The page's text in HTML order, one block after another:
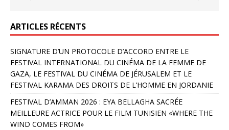
ARTICLES RÉCENTS
SIGNATURE D’UN PROTOCOLE D’ACCORD ENTRE LE
FESTIVAL INTERNATIONAL DU CINÉMA DE LA FEMME DE
GAZA, LE FESTIVAL DU CINÉMA DE JÉRUSALEM ET LE
FESTIVAL KARAMA DES DROITS DE L’HOMME EN JORDANIE
FESTIVAL D’AMMAN 2026 : EYA BELLAGHA SACRÉE
MEILLEURE ACTRICE POUR LE FILM TUNISIEN «WHERE THE
WIND COMES FROM»